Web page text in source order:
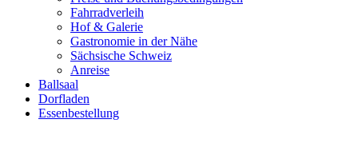
Fahrradverleih
Hof & Galerie
Gastronomie in der Nähe
Sächsische Schweiz
Anreise
Ballsaal
Dorfladen
Essenbestellung